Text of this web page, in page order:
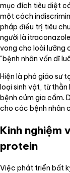
mục đích tiêu diệt
một cách
pháp điều trị tiêu
người là
vong cho loài lưỡng
"bệnh nhân vốn dĩ
Hiện là phó giáo sư
loại sinh vật, từ thằn
bệnh cúm gia cầm.
cho các bệnh nhân
Kinh nghiệm
protein
Việc phát triển bất